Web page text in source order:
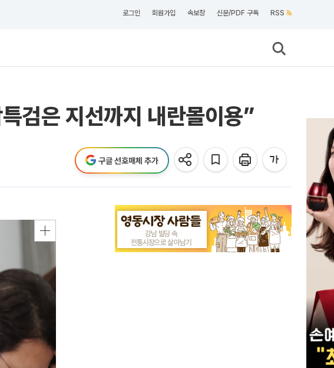
로그인 회원가입 속보창 신문/PDF 구독 RSS
검은 지선까지 내란몰이용”
구글 선호매체 추가